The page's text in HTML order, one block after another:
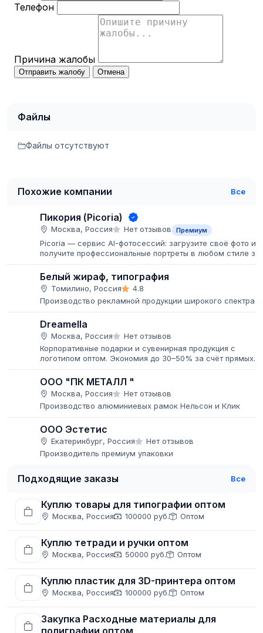
Телефон
Причина жалобы
Отправить жалобу Отмена
Файлы
Файлы отсутствуют
Похожие компании Все
Пикория (Picoria)
Москва, Россия Нет отзывов Премиум
Picoria — сервис AI-фотосессий: загрузите своё фото и
получите профессиональные портреты в любом стиле за
Белый жираф, типография
Томилино, Россия
4.8
Производство рекламной продукции широкого спектра
Dreamella
Москва, Россия
Нет отзывов
Корпоративные подарки и сувенирная продукция с
логотипом оптом. Экономия до 30–50% за счёт прямых
ООО "ПК МЕТАЛЛ "
Москва, Россия
Нет отзывов
Производство алюминиевых рамок Нельсон и Клик
ООО Эстетис
Екатеринбург, Россия
Нет отзывов
Производитель премиум упаковки
Подходящие заказы Все
Куплю товары для типографии оптом
Москва, Россия 100000 руб. Оптом
Куплю тетради и ручки оптом
Москва, Россия 50000 руб. Оптом
Куплю пластик для 3D-принтера оптом
Москва, Россия 100000 руб. Оптом
Закупка Расходные материалы для